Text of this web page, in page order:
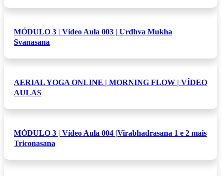
MÓDULO 3 | Vídeo Aula 003 | Urdhva Mukha
Svanasana
AERIAL YOGA ONLINE | MORNING FLOW | VÍDEO
AULAS
MÓDULO 3 | Vídeo Aula 004 |Virabhadrasana 1 e 2 mais
Triconasana